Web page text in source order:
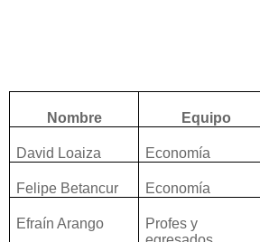
Nombre Equipo
David Loaiza Economía
Felipe Betancur Economía
Efraín Arango
Profes y